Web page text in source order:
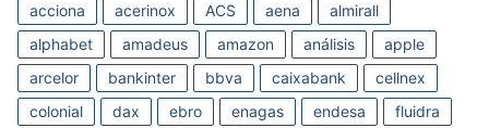
acciona acerinox ACS aena
almirall
alphabet
amadeus amazon análisis
apple
arcelor
bankinter bbva caixabank
cellnex
colonial
dax ebro enagas endesa
fluidra